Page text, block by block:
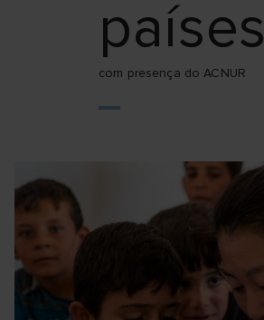
países
com presença do ACNUR